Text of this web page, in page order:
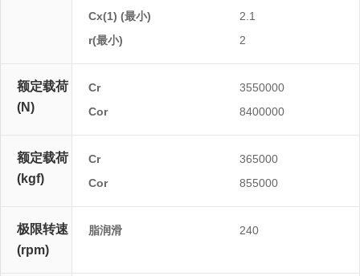
Cx(1) (最小)
2.1
r(最小)
2
额定载荷
(N)
Cr
3550000
Cor
8400000
额定载荷
(kgf)
Cr
365000
Cor
855000
极限转速
(rpm)
脂润滑 240